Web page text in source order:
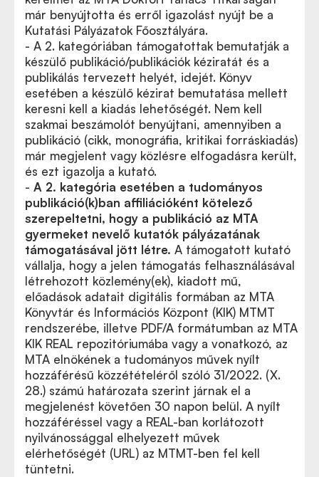
már benyújtotta és erről igazolást nyújt be a
Kutatási Pályázatok Főosztályára.
- A 2. kategóriában támogatottak bemutatják a
készülő publikáció/publikációk kéziratát és a
publikálás tervezett helyét, idejét. Könyv
esetében a készülő kézirat bemutatása mellett
keresni kell a kiadás lehetőségét. Nem kell
szakmai beszámolót benyújtani, amennyiben a
publikáció (cikk, monográfia, kritikai forráskiadás)
már megjelent vagy közlésre elfogadásra került,
és ezt igazolja a kutató.
- A 2. kategória esetében a tudományos
publikáció(k)ban affiliációként kötelező
szerepeltetni, hogy a publikáció az MTA
gyermeket nevelő kutatók pályázatának
támogatásával jött létre. A támogatott kutató
vállalja, hogy a jelen támogatás felhasználásával
létrehozott közlemény(ek), kiadott mű,
előadások adatait digitális formában az MTA
Könyvtár és Információs Központ (KIK) MTMT
rendszerébe, illetve PDF/A formátumban az MTA
KIK REAL repozitóriumába vagy a vonatkozó, az
MTA elnökének a tudományos művek nyílt
hozzáférésű közzétételéről szóló 31/2022. (X.
28.) számú határozata szerint járnak el a
megjelenést követően 30 napon belül. A nyílt
hozzáféréssel vagy a REAL-ban korlátozott
nyilvánossággal elhelyezett művek
elérhetőségét (URL) az MTMT-ben fel kell
tüntetni.